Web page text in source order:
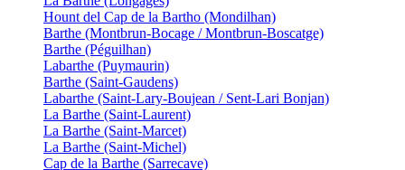
Hount del Cap de la Bartho (Mondilhan)
Barthe (Montbrun-Bocage / Montbrun-Boscatge)
Barthe (Péguilhan)
Labarthe (Puymaurin)
Barthe (Saint-Gaudens)
Labarthe (Saint-Lary-Boujean / Sent-Lari Bonjan)
La Barthe (Saint-Laurent)
La Barthe (Saint-Marcet)
La Barthe (Saint-Michel)
Cap de la Barthe (Sarrecave)